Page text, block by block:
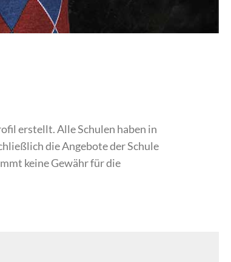
erstellt. Alle Schulen haben in
die Angebote der Schule
keine Gewähr für die